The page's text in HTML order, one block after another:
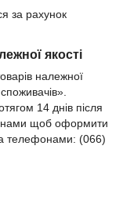
за рахунок
якості
належної
14 днів після
нами щоб оформити
телефонами: (066)